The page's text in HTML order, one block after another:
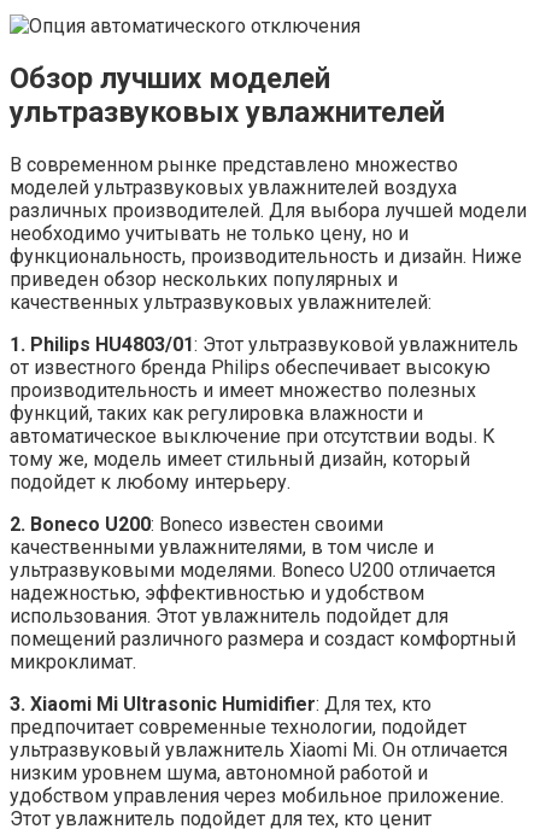
Обзор лучших моделей
ультразвуковых увлажнителей
В современном рынке представлено множество
моделей ультразвуковых увлажнителей воздуха
различных производителей. Для выбора лучшей модели
необходимо учитывать не только цену, но и
функциональность, производительность и дизайн. Ниже
приведен обзор нескольких популярных и
качественных ультразвуковых увлажнителей:
1. Philips HU4803/01: Этот ультразвуковой увлажнитель
от известного бренда Philips обеспечивает высокую
производительность и имеет множество полезных
функций, таких как регулировка влажности и
автоматическое выключение при отсутствии воды. К
тому же, модель имеет стильный дизайн, который
подойдет к любому интерьеру.
2. Boneco U200: Boneco известен своими
качественными увлажнителями, в том числе и
ультразвуковыми моделями. Boneco U200 отличается
надежностью, эффективностью и удобством
использования. Этот увлажнитель подойдет для
помещений различного размера и создаст комфортный
микроклимат.
3. Xiaomi Mi Ultrasonic Humidifier: Для тех, кто
предпочитает современные технологии, подойдет
ультразвуковый увлажнитель Xiaomi Mi. Он отличается
низким уровнем шума, автономной работой и
удобством управления через мобильное приложение.
Этот увлажнитель подойдет для тех, кто ценит